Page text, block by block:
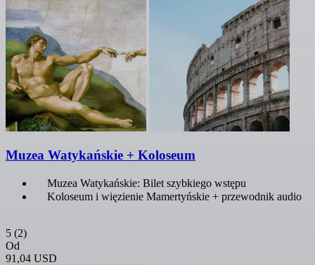
Muzea Watykańskie + Koloseum
Muzea Watykańskie: Bilet szybkiego wstępu
Koloseum i więzienie Mamertyńskie + przewodnik audio
5 (2)
Od
91,04 USD